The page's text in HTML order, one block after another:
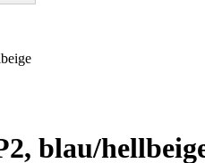
blau/